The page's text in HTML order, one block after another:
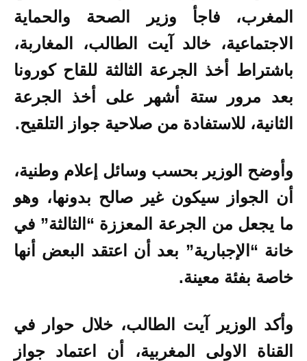
المغرب، فاجأ وزير الصحة والحماية
الاجتماعية، خالد آيت الطالب، المغاربة،
باشتراط أخذ الجرعة الثالثة للقاح كورونا
بعد مرور ستة أشهر على أخذ الجرعة
الثانية، للاستفادة من صلاحية جواز التلقيح.
وأوضح الوزير بحسب وسائل إعلام وطنية،
أن الجواز سيكون غير صالح بدونها، وهو
ما يجعل من الجرعة المعززة “الثالثة” في
خانة “الإجبارية” بعد أن اعتقد البعض أنها
خاصة بفئة معينة.
وأكد الوزير آيت الطالب، خلال حوار في
القناة الاولى المغربية، أن اعتماد جواز